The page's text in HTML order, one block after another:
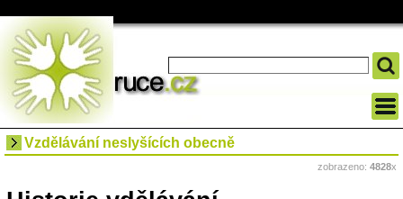
Vzdělávání neslyšících obecně
zobrazeno: 4828x